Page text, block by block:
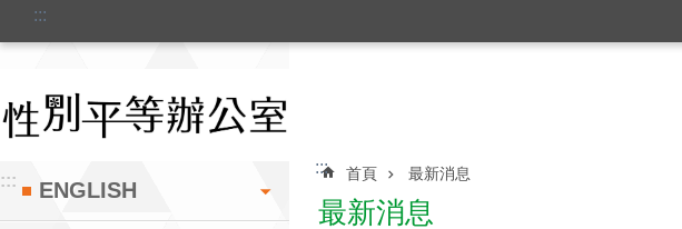
跳到主要內容區塊
:::
::: ENGLISH
::: 首頁 最新消息
最新消息